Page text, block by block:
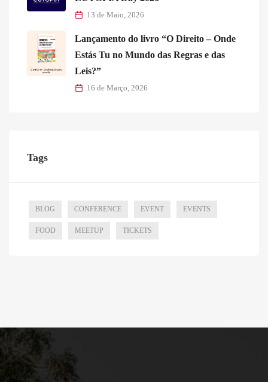
13 de Maio, 2026
Lançamento do livro “O Direito – Onde
Estás Tu no Mundo das Regras e das
Leis?”
16 de Março, 2026
Tags
BLOG CONFERENCE EVENT EVENTS
FOOD MEETUP TICKETS